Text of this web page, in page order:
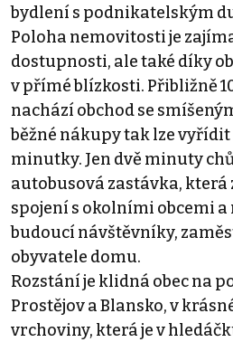
bydlení s podnikatelským
Poloha nemovitosti je
dostupnosti, ale také díky
v přímé blízkosti. Přibližně
nachází obchod se
běžné nákupy tak lze vyřídit
minutky. Jen dvě minuty
autobusová zastávka,
spojení s okolními obcemi a
budoucí návštěvníky,
obyvatele domu.
Rozstání je klidná obec na
Prostějov a Blansko, v
vrchoviny, která je v